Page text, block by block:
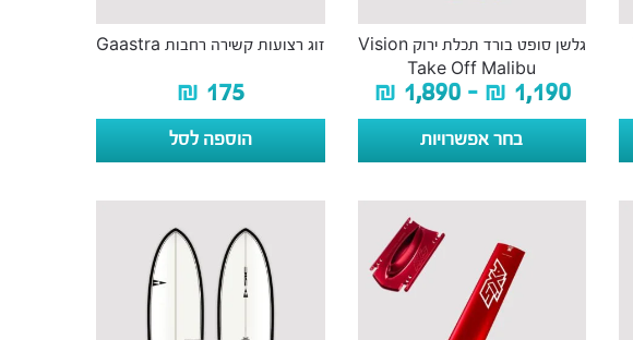
גלשן סופט בורד תכלת ירוק Vision
Take Off Malibu
₪ 1,190
–
₪ 1,890
בחר אפשרויות
זוג רצועות קשירה רחבות Gaastra
₪ 175
הוספה לסל